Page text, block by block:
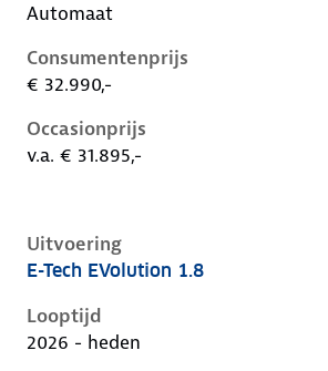
Automaat
Consumentenprijs
€ 32.990,-
Occasionprijs
v.a. € 31.895,-
Uitvoering
Renault Clio vi, 1.8, 116 kW,
E-Tech EVolution 1.8
Looptijd
2026 - heden